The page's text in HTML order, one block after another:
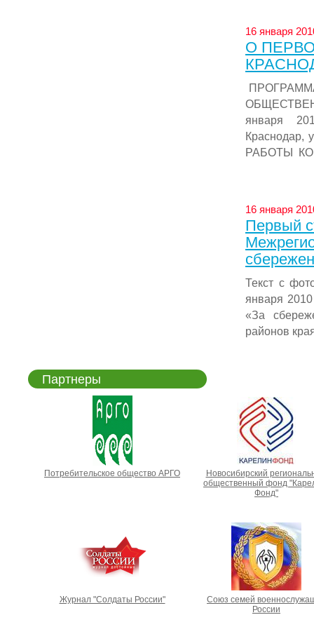
16 января
О
января
РАБОТЫ
16 января
Первый
Текст с
января
«За
районов
Партнеры
Потребительское общество АРГО
Новосибирский
общественный фонд
Фонд"
Журнал "Солдаты России"
Союз семей
России